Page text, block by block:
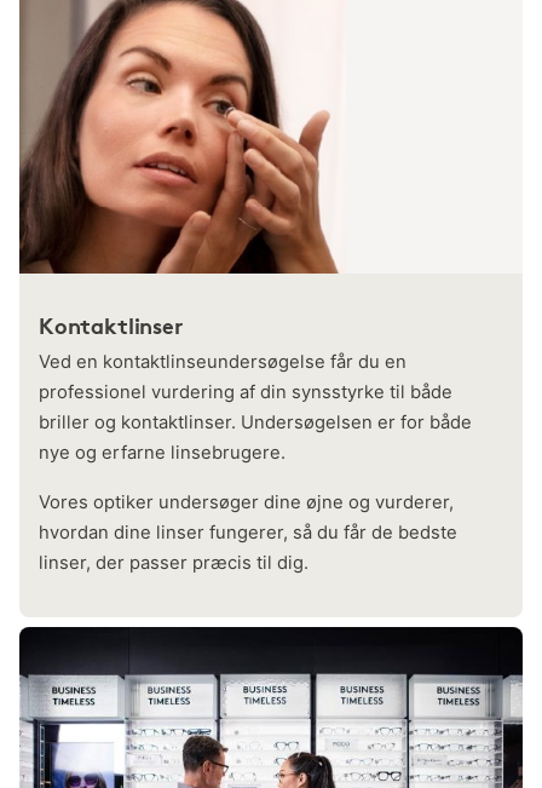
Kontaktlinser
Ved en kontaktlinseundersøgelse får du en
professionel vurdering af din synsstyrke til både
briller og kontaktlinser. Undersøgelsen er for både
nye og erfarne linsebrugere.
Vores optiker undersøger dine øjne og vurderer,
hvordan dine linser fungerer, så du får de bedste
linser, der passer præcis til dig.